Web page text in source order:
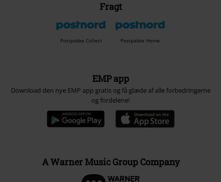
Fragt
Postpakke Collect Postpakke Home
EMP app
Download den nye EMP app gratis og få glæde af alle forbedringerne
og fordelene!
A Warner Music Group Company